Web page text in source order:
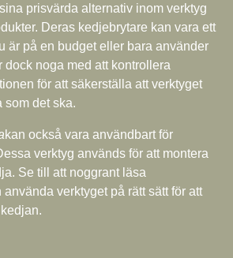
prisvärda alternativ inom verktyg
Deras kedjebrytare kan vara ett
är på en budget eller bara använder
dock noga med att kontrollera
för att säkerställa att verktyget
som det ska.
kan också vara användbart för
verktyg används för att montera
Se till att noggrant läsa
verktyget på rätt sätt för att